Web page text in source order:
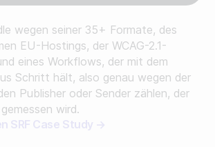
wegen seiner 35+ Formate, des
EU-Hostings, der WCAG-2.1-
eines Workflows, der mit dem
Schritt hält, also genau wegen der
Publisher oder Sender zählen, der
wird.
SRF Case Study →